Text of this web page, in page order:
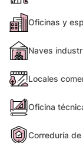
Oficinas y
Naves
Locales
Oficina
Correduría